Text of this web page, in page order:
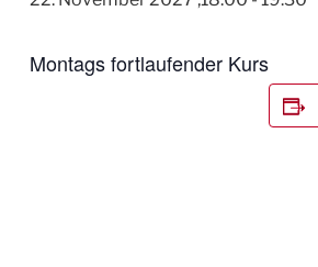
Montags fortlaufender Kurs